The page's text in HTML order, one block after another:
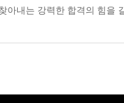
아내는 강력한 합격의 힘을